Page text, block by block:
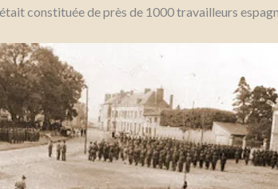
constituée de près de 1000 travailleurs